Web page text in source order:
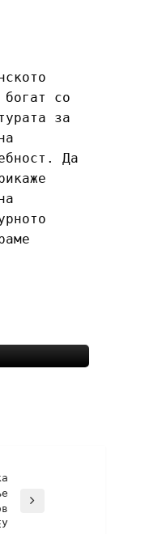
со
за
Да